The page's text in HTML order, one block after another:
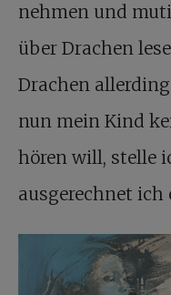
nehmen und
über Drachen
Drachen
nun mein Kind
hören will, stelle
ausgerechnet ich